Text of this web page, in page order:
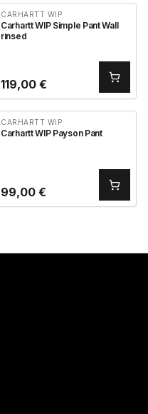
CARHARTT WIP
Carhartt WIP Simple Pant Wall
rinsed
119,00 €
CARHARTT WIP
Carhartt WIP Payson Pant
99,00 €